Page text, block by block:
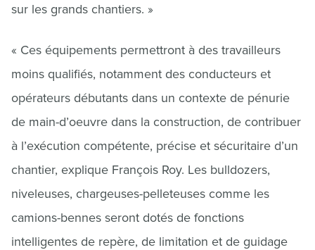
sur les grands chantiers. »
« Ces équipements permettront à des travailleurs
moins qualifiés, notamment des conducteurs et
opérateurs débutants dans un contexte de pénurie
de main-d’oeuvre dans la construction, de contribuer
à l’exécution compétente, précise et sécuritaire d’un
chantier, explique François Roy. Les bulldozers,
niveleuses, chargeuses-pelleteuses comme les
camions-bennes seront dotés de fonctions
intelligentes de repère, de limitation et de guidage